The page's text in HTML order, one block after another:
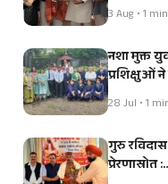
3 Aug • 1
नशा मुक्त
प्रशिक्षुओं ने
28 Jul • 1
गुरु
प्रेरणास्रोत